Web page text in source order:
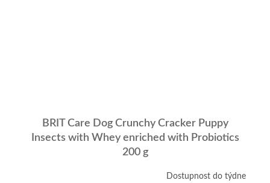
BRIT Care Dog Crunchy Cracker Puppy
Insects with Whey enriched with Probiotics
200 g
Dostupnost do týdne